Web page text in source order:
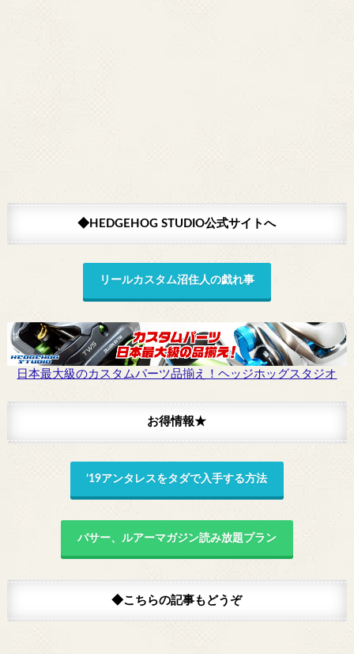
◆HEDGEHOG STUDIO公式サイトへ
リールカスタム沼住人の戯れ事
日本最大級のカスタムパーツ品揃え！ヘッジホッグスタジオ
お得情報★
’19アンタレスをタダで入手する方法
バサー、ルアーマガジン読み放題プラン
◆こちらの記事もどうぞ